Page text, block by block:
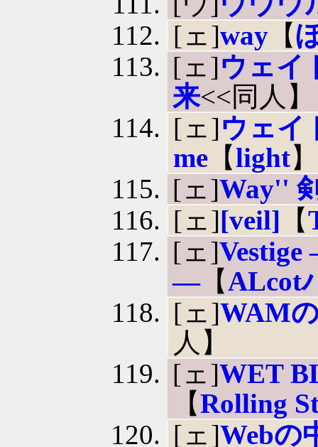
[ェ]way 【
[ェ]ウェイ
来<<同人】
[ェ]ウェイ
me 【light】
[ェ]Way''
[ェ][veil] 【
[ェ]
―【ALcot
[ェ]WAM
人】
[ェ]WET
【Rolling
[ェ]Webの